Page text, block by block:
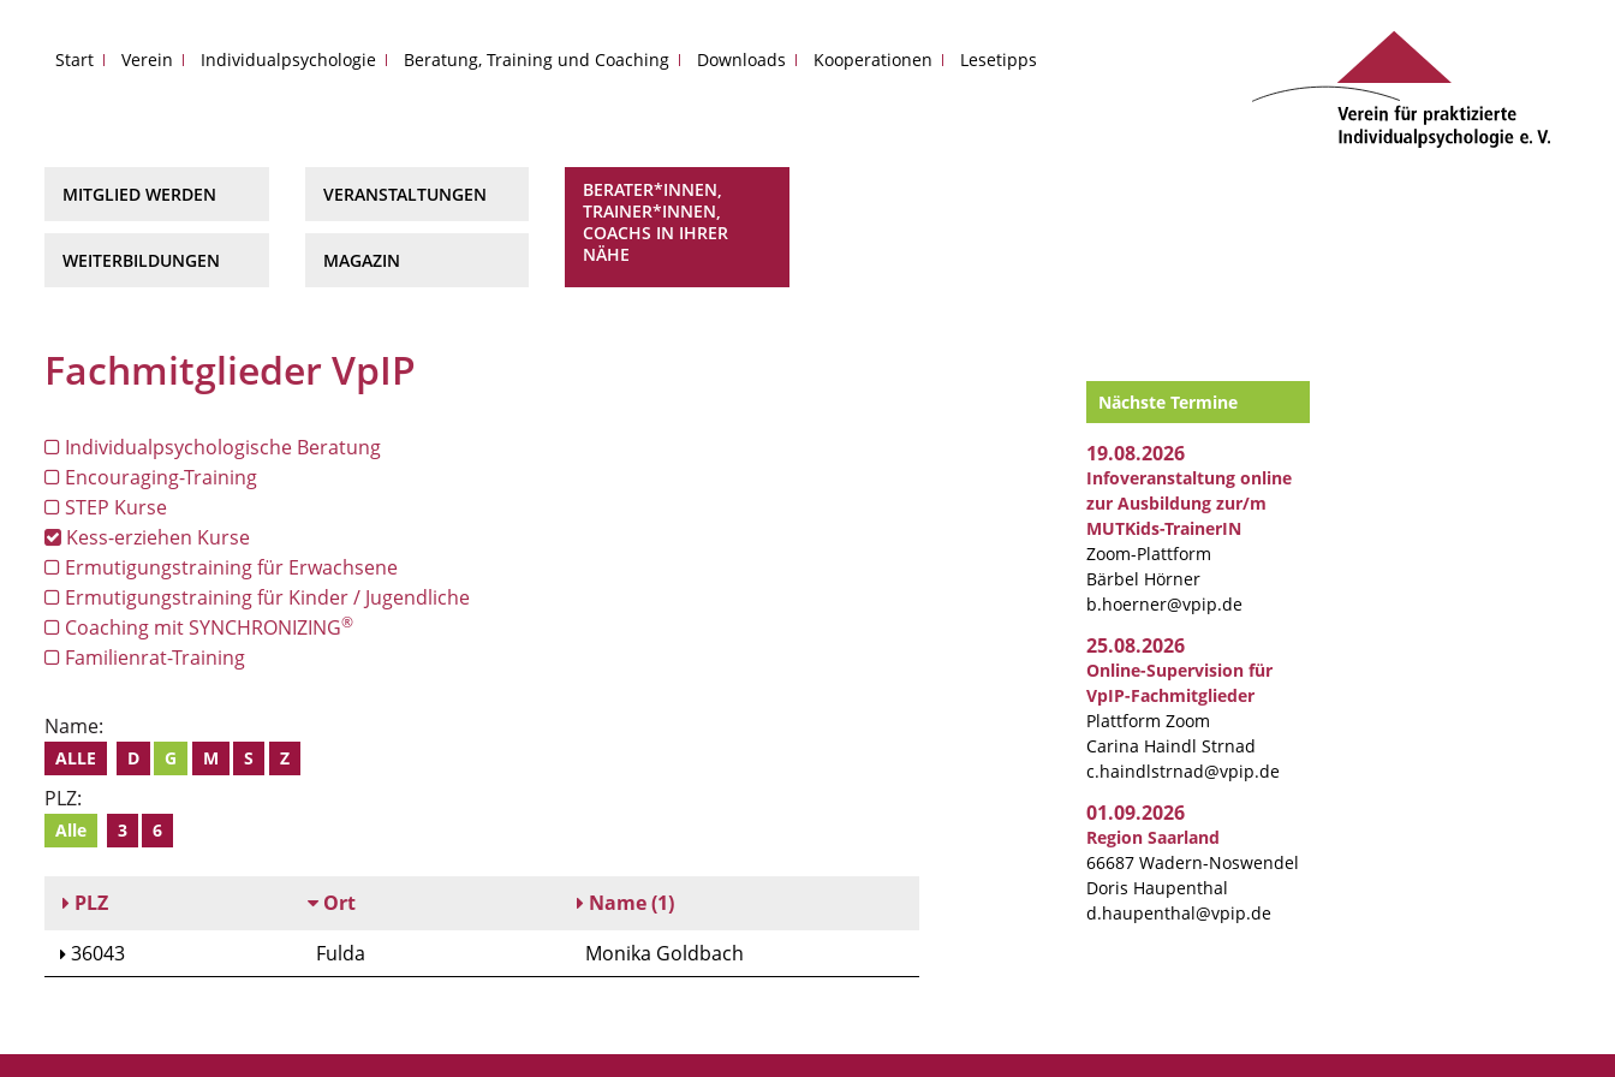
Start Verein Individualpsychologie Beratung, Training und Coaching Downloads Kooperationen Lesetipps
MITGLIED WERDEN
WEITERBILDUNGEN
VERANSTALTUNGEN
MAGAZIN
BERATER*INNEN,
TRAINER*INNEN,
COACHS IN IHRER
NÄHE
Fachmitglieder VpIP
Individualpsychologische Beratung
Encouraging-Training
STEP Kurse
Kess-erziehen Kurse
Ermutigungstraining für Erwachsene
Ermutigungstraining für Kinder / Jugendliche
Coaching mit SYNCHRONIZING®
Familienrat-Training
Name:
ALLE D G M S Z
PLZ:
Alle 3 6
PLZ Ort Name(1)
36043
Fulda Monika Goldbach
Nächste Termine
19.08.2026
Infoveranstaltung online
zur Ausbildung zur/m
MUTKids-TrainerIN
Zoom-Plattform
Bärbel Hörner
b.hoerner@vpip.de
25.08.2026
Online-Supervision für
VpIP-Fachmitglieder
Plattform Zoom
Carina Haindl Strnad
c.haindlstrnad@vpip.de
01.09.2026
Region Saarland
66687 Wadern-Noswendel
Doris Haupenthal
d.haupenthal@vpip.de